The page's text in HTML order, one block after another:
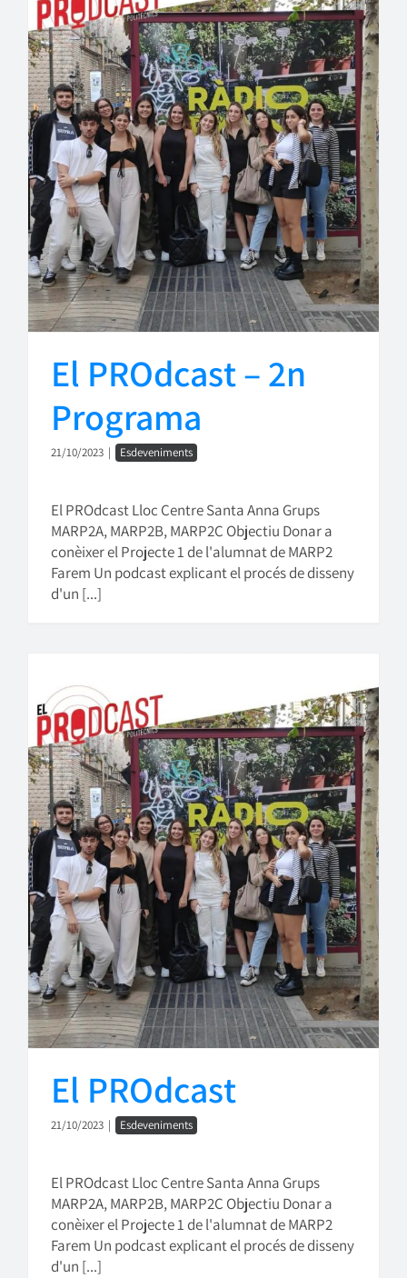
El PROdcast – 2n
Programa
21/10/2023 | Esdeveniments
El PROdcast Lloc Centre Santa Anna Grups
MARP2A, MARP2B, MARP2C Objectiu Donar a
conèixer el Projecte 1 de l'alumnat de MARP2
Farem Un podcast explicant el procés de disseny
d'un [...]
El PROdcast
21/10/2023 | Esdeveniments
El PROdcast Lloc Centre Santa Anna Grups
MARP2A, MARP2B, MARP2C Objectiu Donar a
conèixer el Projecte 1 de l'alumnat de MARP2
Farem Un podcast explicant el procés de disseny
d'un [...]